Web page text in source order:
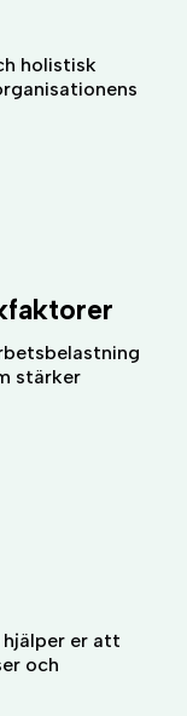
holistisk
stärker
er att
och